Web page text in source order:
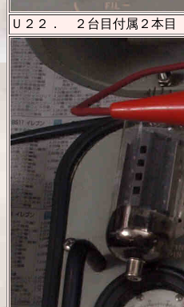
Ｕ２２． ２台目付属２本